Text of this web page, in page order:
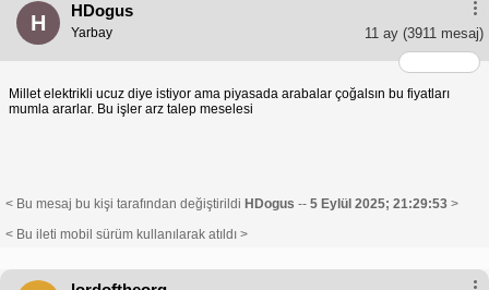
H
HDogus
11 ay (3911 mesaj)
Yarbay
Millet elektrikli ucuz diye istiyor ama piyasada arabalar çoğalsın bu fiyatları
mumla ararlar. Bu işler arz talep meselesi
< Bu mesaj bu kişi tarafından değiştirildi HDogus -- 5 Eylül 2025; 21:29:53 >
< Bu ileti mobil sürüm kullanılarak atıldı >